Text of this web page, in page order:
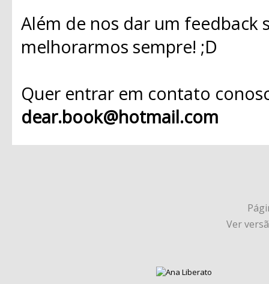
Além de nos dar um
melhorarmos sempre! ;D
Quer entrar em contato
dear.book@hotmail.com
Ver